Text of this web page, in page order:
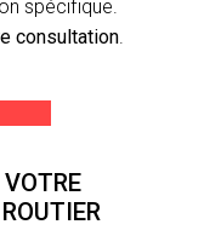
spécifique.
consultation
VOTRE